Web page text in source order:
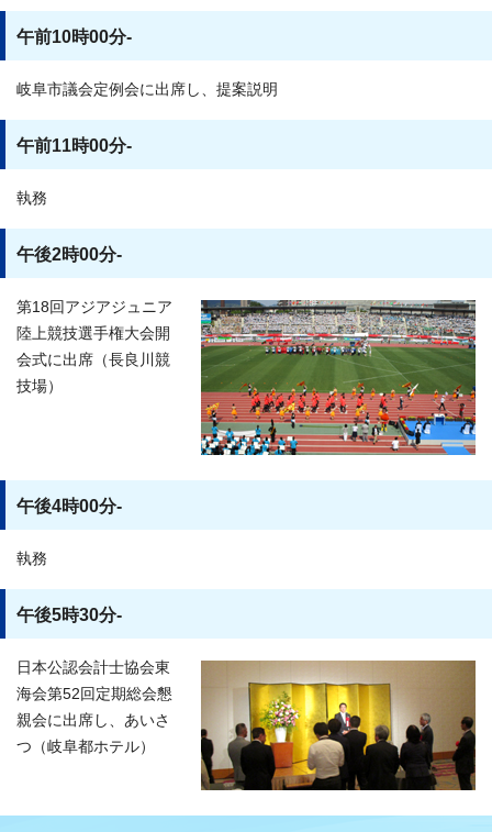
午前10時00分-
岐阜市議会定例会に出席し、提案説明
午前11時00分-
執務
午後2時00分-
第18回アジアジュニア
陸上競技選手権大会開
会式に出席（長良川競
技場）
午後4時00分-
執務
午後5時30分-
日本公認会計士協会東
海会第52回定期総会懇
親会に出席し、あいさ
つ（岐阜都ホテル）